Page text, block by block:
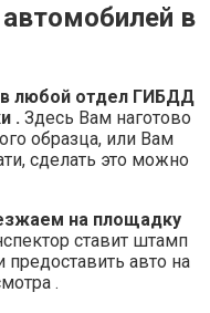
в
любой отдел ГИБДД
. Здесь Вам наготово
образца, или Вам
сделать это можно
на площадку
ставит штамп
авто на
.